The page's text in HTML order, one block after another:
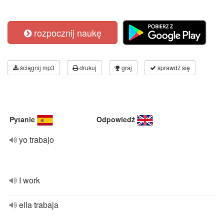
rozpocznij naukę
ściągnij mp3 drukuj graj sprawdź się
Pytanie Odpowiedź
yo trabajo
I work
ella trabaja